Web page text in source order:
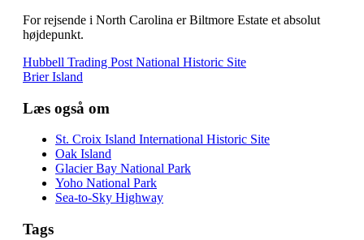
For rejsende i North Carolina er Biltmore Estate et absolut
højdepunkt.
Hubbell Trading Post National Historic Site
Brier Island
Læs også om
St. Croix Island International Historic Site
Oak Island
Glacier Bay National Park
Yoho National Park
Sea-to-Sky Highway
Tags